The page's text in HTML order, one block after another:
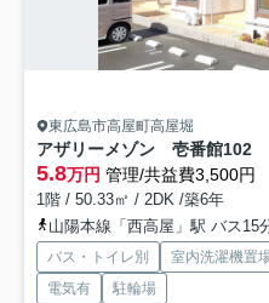
東広島市高屋町高屋堀
アザリーメゾン 壱番館102
5.8万円 管理/共益費3,500円
1階 / 50.33㎡ / 2DK /築6年
山陽本線「西高屋」駅 バス15
バス・トイレ別 室内洗濯機置
電気有
駐輪場